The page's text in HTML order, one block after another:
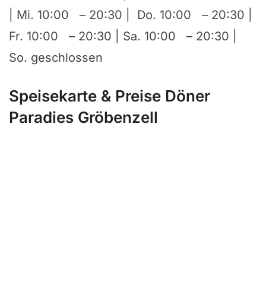
| Mi. 10:00 – 20:30 | Do. 10:00 – 20:30 |
Fr. 10:00 – 20:30 | Sa. 10:00 – 20:30 |
So. geschlossen
Speisekarte & Preise Döner
Paradies Gröbenzell